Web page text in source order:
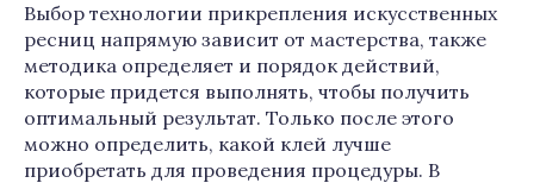
Выбор технологии прикрепления искусственных
ресниц напрямую зависит от мастерства, также
методика определяет и порядок действий,
которые придется выполнять, чтобы получить
оптимальный результат. Только после этого
можно определить, какой клей лучше
приобретать для проведения процедуры. В